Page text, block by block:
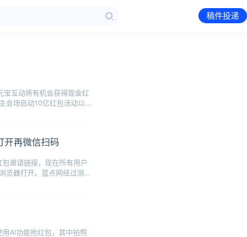
稿件投递
宝互动将有机会获得现金红
会场启动10亿红包活动以
开再微信扫码
邀请链接，现在所有用户
览器打开。蓝点网经过测试
AI功能抢红包，其中拍照